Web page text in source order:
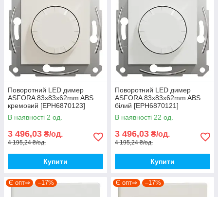
Поворотний LED димер
ASFORA 83x83x62mm ABS
кремовий [EPH6870123]
Schneider Electric
В наявності 2 од.
3 496,03 ₴/од.
4 195,24 ₴/од.
Купити
Поворотний LED димер
ASFORA 83x83x62mm ABS
білий [EPH6870121]
Schneider Electric
В наявності 22 од.
3 496,03 ₴/од.
4 195,24 ₴/од.
Купити
Є опт⇒ –17% Є опт⇒ –17%